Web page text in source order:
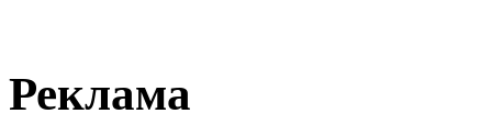
Реклама